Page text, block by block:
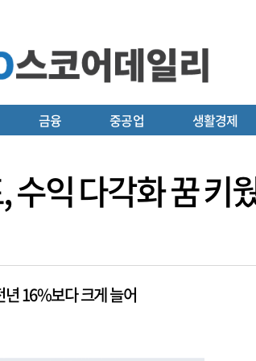
금융 중공업 생활경제
수익 다각화 꿈 키
16%보다 크게 늘어